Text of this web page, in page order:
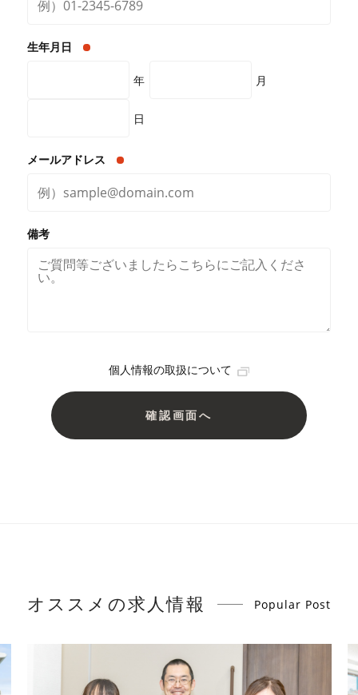
生年月日
年 月
日
メールアドレス
備考
個人情報の取扱について
オススメの求人情報 Popular Post